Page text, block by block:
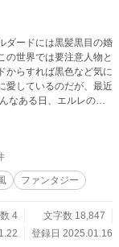
ダードには黒髪黒目の婚
の世界では要注意人物と
からすれば黒色など気に
愛しているのだが、最近
なある日、エルレの弟
ェルダードがエルレの
血シーンがあるので苦
ファンタジー
4
文字数 18,847
登録日 2025.01.16